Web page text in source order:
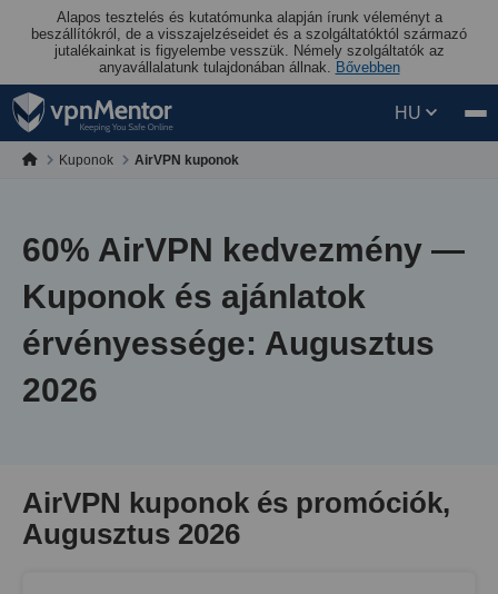
Alapos tesztelés és kutatómunka alapján írunk véleményt a
beszállítókról, de a visszajelzéseidet és a szolgáltatóktól származó
jutalékainkat is figyelembe vesszük. Némely szolgáltatók az
anyavállalatunk tulajdonában állnak. Bővebben
HU
Kuponok AirVPN kuponok
60% AirVPN kedvezmény —
Kuponok és ajánlatok
érvényessége: Augusztus
2026
AirVPN kuponok és promóciók,
Augusztus 2026